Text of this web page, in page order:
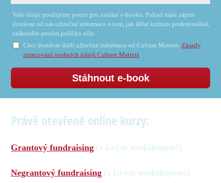
Vaše údaje použijeme pouze pro zaslání e-booku. Pokud máte zájem
dostávat od nás užitečné informace o tom, jak dělat kulturu profesionálně,
zaškrtněte prosím políčko níže.
Chci dostávat další užitečné informace od Culture Matters. Zásady
zpracování osobních údajů Culture Matters
Stáhnout e-book
Právě otevřené online kurzy:
Grantový fundraising (s živým workshopem!)
Negrantový fundraising (s živým workshopem!)